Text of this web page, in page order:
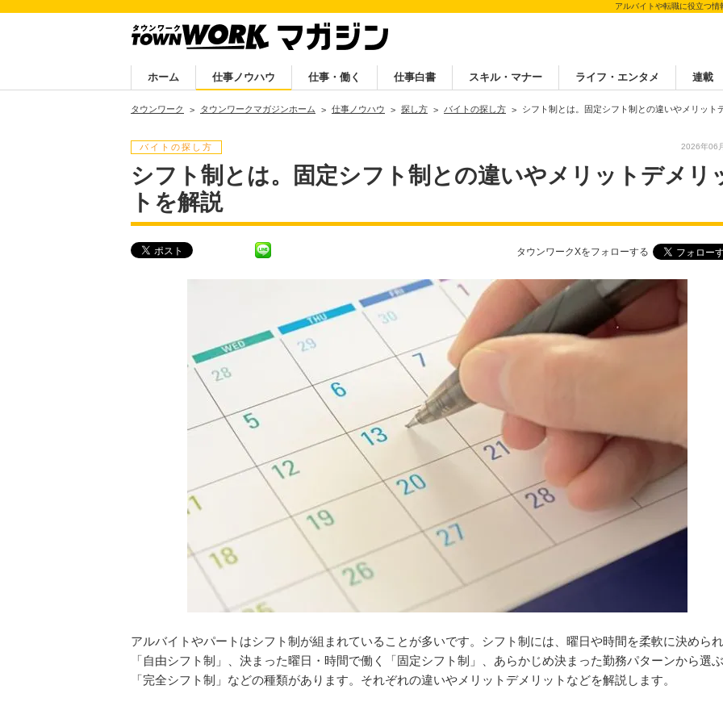
アルバイトや転職に役立つ
ホーム 仕事ノウハウ 仕事・働く 仕事白書 スキル・マナー ライフ・エンタメ 連載
タウンワーク タウンワークマガジンホーム 仕事ノウハウ 探し方 バイトの探し方 シフト制とは。固定シフト制との違いやメリット
バイトの探し方 2026年06
シフト制とは。固定シフト制との違いやメリットデメリ
トを解説
タウンワークXをフォローする
アルバイトやパートはシフト制が組まれていることが多いです。シフト制には、曜日や時間を柔軟に決めら
「自由シフト制」、決まった曜日・時間で働く「固定シフト制」、あらかじめ決まった勤務パターンから選ぶ
「完全シフト制」などの種類があります。それぞれの違いやメリットデメリットなどを解説します。